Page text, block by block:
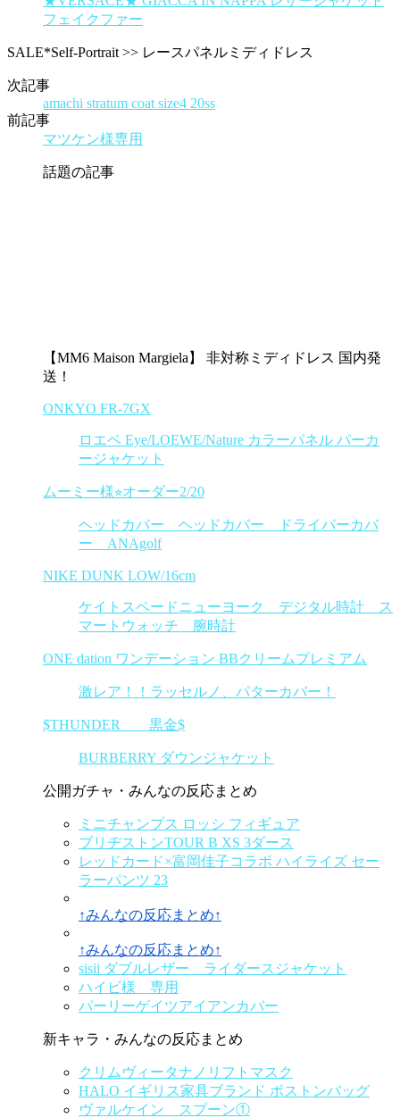
フェイクファー
SALE*Self-Portrait >> レースパネルミディドレス
次記事
amachi stratum coat size4 20ss
前記事
マツケン様専用
話題の記事
【MM6 Maison Margiela】 非対称ミディドレス 国内発
送！
ONKYO FR-7GX
ロエベ Eye/LOEWE/Nature カラーパネル パーカ
ージャケット
ムーミー様⭐︎オーダー2/20
ヘッドカバー ヘッドカバー ドライバーカバ
ー ANAgolf
NIKE DUNK LOW/16cm
ケイトスペードニューヨーク デジタル時計 ス
マートウォッチ 腕時計
ONE dation ワンデーション BBクリームプレミアム
激レア！！ラッセルノ、パターカバー！
$THUNDER 黒金$
BURBERRY ダウンジャケット
公開ガチャ・みんなの反応まとめ
ミニチャンプス ロッシ フィギュア
ブリヂストンTOUR B XS 3ダース
レッドカード×富岡佳子コラボ ハイライズ セー
ラーパンツ 23
↑みんなの反応まとめ↑
↑みんなの反応まとめ↑
sisii ダブルレザー ライダースジャケット
ハイビ様 専用
パーリーゲイツアイアンカバー
新キャラ・みんなの反応まとめ
クリムヴィータナノリフトマスク
HALO イギリス家具ブランド ボストンバッグ
ヴァルケイン スプーン①